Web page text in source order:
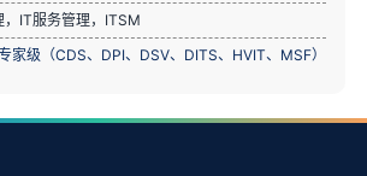
，IT服务管理，ITSM
家级（CDS、DPI、DSV、DITS、HVIT、MSF）